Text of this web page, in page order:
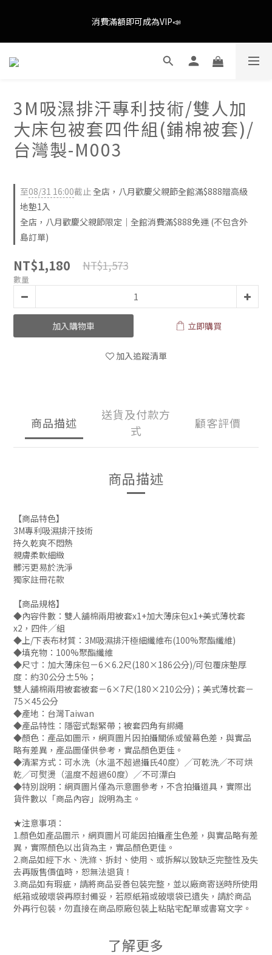
外島)📣
消費滿額即可成為VIP📣
歡慶八月歡慶父親節，全館限時消費滿$888即享全通路免運(不含
3M吸濕排汗專利技術/雙人加
大床包被套四件組(鋪棉被套)/
台灣製-M003
至08/31 16:00截止 全店，八月歡慶父親節全館滿$888贈高級
地墊1入
全店，八月歡慶父親節限定｜全館消費滿$888免運 (不包含外
島訂單)
NT$1,180 NT$1,573
數量
加入購物車 立即購買
加入追蹤清單
商品描述
送貨及付款方
式
顧客評價
商品描述
【商品特色】
3M專利吸濕排汗技術
持久乾爽不悶熱
親膚柔軟細緻
髒污更易於洗淨
獨家註冊花款
【商品規格】
◆內容件數：雙人舖棉兩用被套x1+加大薄床包x1+美式薄枕套
x2，四件╱組
◆上/下表布材質：3M吸濕排汗極細纖維布(100%聚酯纖維)
◆填充物：100%聚酯纖維
◆尺寸：加大薄床包－6×6.2尺(180×186公分)/可包覆床墊厚
度：約30公分±5%；
雙人舖棉兩用被套被套－6×7尺(180×210公分)；美式薄枕套－
75×45公分
◆產地：台灣Taiwan
◆產品特性：隱密式鬆緊帶；被套四角有綁繩
◆顏色：產品如圖示，網頁圖片因拍攝關係或螢幕色差，與實品
略有差異，產品圖僅供參考，實品顏色更佳。
◆清潔方式：可水洗（水溫不超過攝氏40度）╱可乾洗╱不可烘
乾╱可熨燙（溫度不超過60度）╱不可漂白
◆特別說明：網頁圖片僅為示意圖參考，不含拍攝道具，實際出
貨件數以「商品內容」說明為主。
★注意事項：
1.顏色如產品圖示，網頁圖片可能因拍攝產生色差，與實品略有差
異，實際顏色以出貨為主，實品顏色更佳。
2.商品如經下水、洗滌、拆封、使用、或拆解以致缺乏完整性及失
去再販售價值時，恕無法退貨！
3.商品如有瑕疵，請將商品妥善包裝完整，並以廠商寄送時所使用
紙箱或破壞袋再原封備妥，若原紙箱或破壞袋已遺失，請於商品
外再行包裝，勿直接在商品原廠包裝上粘貼宅配單或書寫文字。
了解更多